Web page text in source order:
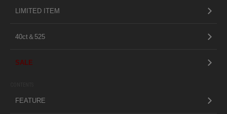
LIMITED ITEM
40ct＆525
SALE
FEATURE